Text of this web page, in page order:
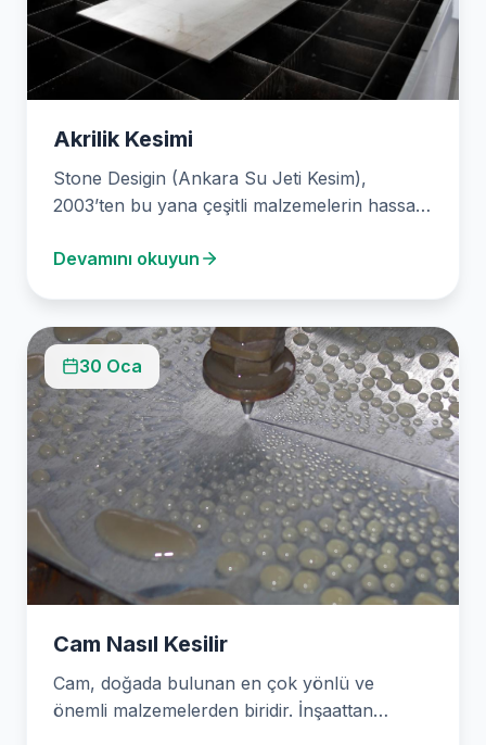
Akrilik Kesimi
Stone Desigin (Ankara Su Jeti Kesim),
2003’ten bu yana çeşitli malzemelerin hassas
Devamını okuyun
30 Oca
Cam Nasıl Kesilir
Cam, doğada bulunan en çok yönlü ve
önemli malzemelerden biridir. İnşaattan